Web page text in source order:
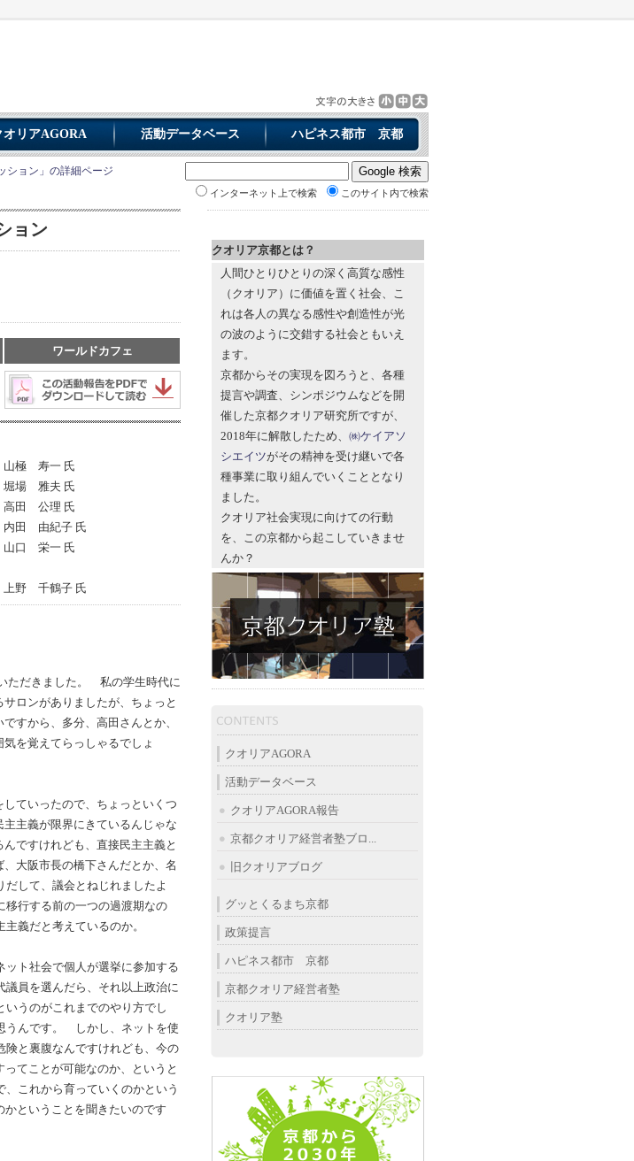
オリアAGORA 活動データベース ハピネス都市 京都
ション」の詳細ページ
インターネット上で検索 このサイト内で検索
ョン
ワールドカフェ
山極 寿一 氏
堀場 雅夫 氏
高田 公理 氏
内田 由紀子 氏
山口 栄一 氏
上野 千鶴子 氏
ただきました。 私の学生時代に
ロンがありましたが、ちょっと
すから、多分、高田さんとか、
を覚えてらっしゃるでしょ
ていったので、ちょっといくつ
主義が限界にきているんじゃな
ですけれども、直接民主主義と
大阪市長の橋下さんだとか、名
して、議会とねじれましたよ
行する前の一つの過渡期なの
主義だと考えているのか。
ト社会で個人が選挙に参加する
員を選んだら、それ以上政治に
うのがこれまでのやり方でし
うんです。 しかし、ネットを使
と裏腹なんですけれども、今の
てことが可能なのか、というと
これから育っていくのかという
ということを聞きたいのです
クオリア京都とは？
人間ひとりひとりの深く高質な感性
（クオリア）に価値を置く社会、こ
れは各人の異なる感性や創造性が光
の波のように交錯する社会ともいえ
ます。
京都からその実現を図ろうと、各種
提言や調査、シンポジウムなどを開
催した京都クオリア研究所ですが、
2018年に解散したため、 ㈱ケイアソ
シエイツがその精神を受け継いで各
種事業に取り組んでいくこととなり
ました。
クオリア社会実現に向けての行動
を、この京都から起こしていきませ
んか？
クオリアAGORA
活動データベース
クオリアAGORA報告
京都クオリア経営者塾ブロ...
旧クオリアブログ
グッとくるまち京都
政策提言
ハピネス都市 京都
京都クオリア経営者塾
クオリア塾